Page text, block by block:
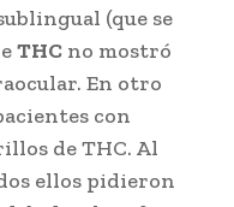
(que se
THC no mostró
En otro
con
de THC. Al
ellos pidieron